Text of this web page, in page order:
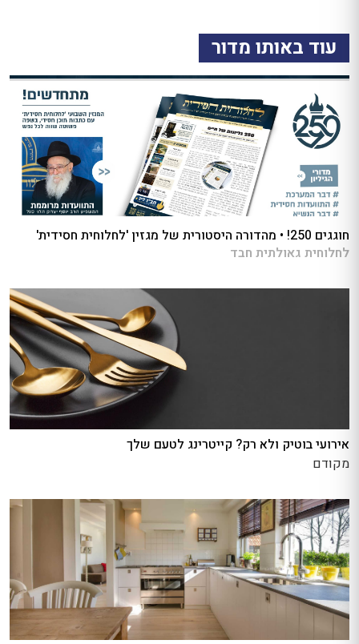
עוד באותו מדור
חוגגים 250! • מהדורה היסטורית של מגזין 'לחלוחית חסידית'
לחלוחית גאולתית חבד
אירועי בוטיק ולא רק? קייטרינג לטעם שלך
מקודם